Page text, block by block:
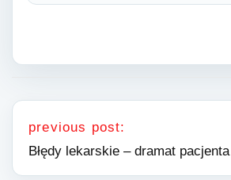
Nawigacja wpisu
previous post:
Błędy lekarskie – dramat